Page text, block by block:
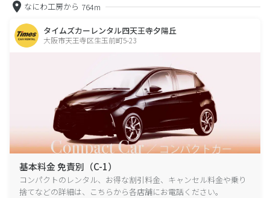
なにわ工房から 764m
タイムズカーレンタル四天王寺夕陽丘
大阪市天王寺区生玉前町5-23
基本料金 免責別（C-1）
コンパクトのレンタル、お得な割引料金、キャンセル料金や乗り
捨てなどの詳細は、こちらから各店舗にお電話ください。